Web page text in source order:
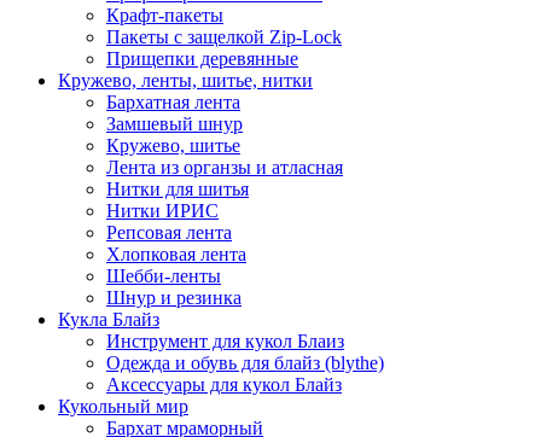
Крафт-пакеты
Пакеты с защелкой Zip-Lock
Прищепки деревянные
Кружево, ленты, шитье, нитки
Бархатная лента
Замшевый шнур
Кружево, шитье
Лента из органзы и атласная
Нитки для шитья
Нитки ИРИС
Репсовая лента
Хлопковая лента
Шебби-ленты
Шнур и резинка
Кукла Блайз
Инструмент для кукол Блаиз
Одежда и обувь для блайз (blythe)
Аксессуары для кукол Блайз
Кукольный мир
Бархат мраморный